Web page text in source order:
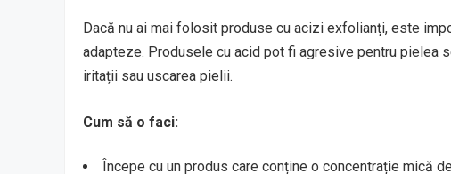
Dacă nu ai mai folosit produse cu acizi exfolianți, este
adapteze. Produsele cu acid pot fi agresive pentru pielea
iritații sau uscarea pielii.
Cum să o faci:
Începe cu un produs care conține o concentrație mică